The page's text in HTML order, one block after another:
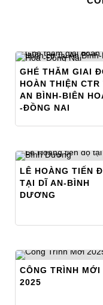
GHÉ THĂM GIAI
HOÀN THIỆN CTR
AN BÌNH-BIÊN
-ĐỒNG NAI
LÊ HOÀNG TIẾN
TẠI DĨ AN-BÌNH
DƯƠNG
CÔNG TRÌNH MỚI
2025